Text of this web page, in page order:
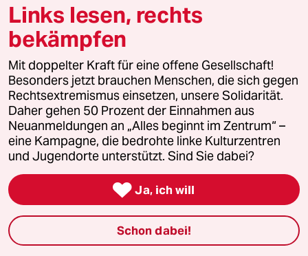
Väterbewegung ein bisschen Schwung
bekommen. Gerade die Rechtskonservativen
haben keinen Plan für das Thema nichteheliche
Väter bzw. Vaterschaft nach Trennung oder
Scheidung. Das Problem der Intoleranz und
Bevormundung zieht sich durch wie ein roter
Faden von Kaiser Wilhelm bis zu Angelika
Merkel.
JT James T. Kirk
17:51 Uhr
Links lesen, rechts
bekämpfen
Mit doppelter Kraft für eine offene Gesellschaft!
Besonders jetzt brauchen Menschen, die sich gegen
Rechtsextremismus einsetzen, unsere Solidarität.
Daher gehen 50 Prozent der Einnahmen aus
Neuanmeldungen an „Alles beginnt im Zentrum“ –
eine Kampagne, die bedrohte linke Kulturzentren
und Jugendorte unterstützt. Sind Sie dabei?
 Ja, ich will
Schon dabei!